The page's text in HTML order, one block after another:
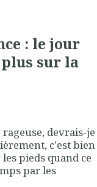
: le jour
sur la
devrais-je
c'est bien
pieds quand ce
par les